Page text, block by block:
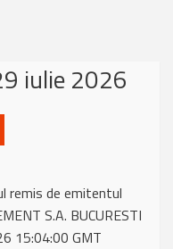
iulie 2026
remis de emitentul
S.A. BUCURESTI
15:04:00 GMT